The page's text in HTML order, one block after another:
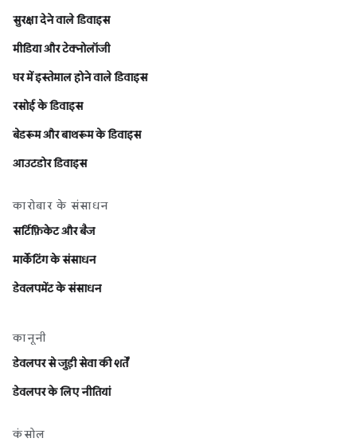
सुरक्षा देने वाले डिवाइस
मीडिया और टेक्नोलॉजी
घर में इस्तेमाल होने वाले डिवाइस
रसोई के डिवाइस
बेडरूम और बाथरूम के डिवाइस
आउटडोर डिवाइस
कारोबार के संसाधन
सर्टिफ़िकेट और बैज
मार्केटिंग के संसाधन
डेवलपमेंट के संसाधन
कानूनी
डेवलपर से जुड़ी सेवा की शर्तें
डेवलपर के लिए नीतियां
कंसोल